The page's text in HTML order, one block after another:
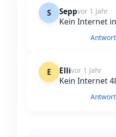
S Seppvor 1 Jahr
Kein Internet
E Ellivor 1 Jahr
Kein Internet